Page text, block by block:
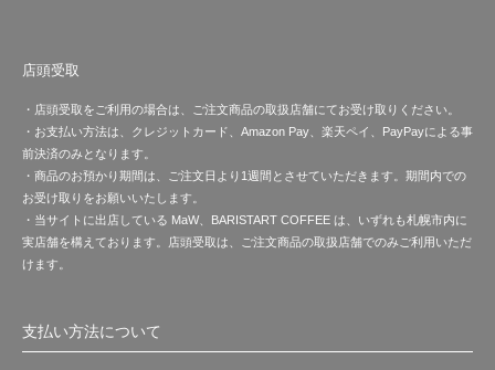
店頭受取
・店頭受取をご利用の場合は、ご注文商品の取扱店舗にてお受け取りください。
・お支払い方法は、クレジットカード、Amazon Pay、楽天ペイ、PayPayによる事
前決済のみとなります。
・商品のお預かり期間は、ご注文日より1週間とさせていただきます。期間内での
お受け取りをお願いいたします。
・当サイトに出店している MaW、BARISTART COFFEE は、いずれも札幌市内に
実店舗を構えております。店頭受取は、ご注文商品の取扱店舗でのみご利用いただ
けます。
支払い方法について